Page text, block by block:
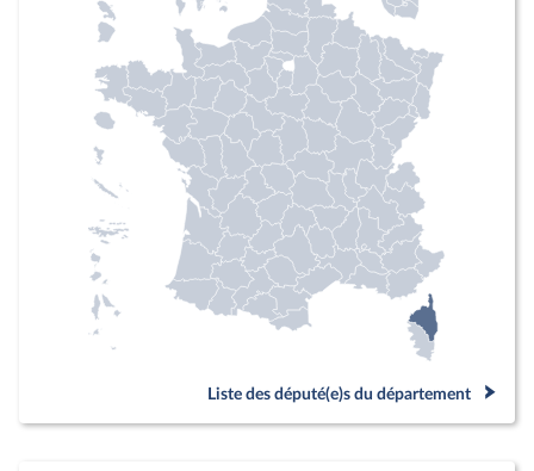
Liste des député(e)s du département